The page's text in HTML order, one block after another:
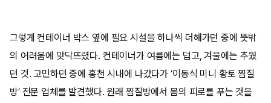
그렇게 컨테이너 박스 옆에 필요 시설을 하나씩 더해가던 중에 뜻밖
의 어려움에 맞닥뜨렸다. 컨테이너가 여름에는 덥고, 겨울에는 추웠
던 것. 고민하던 중에 홍천 시내에 나갔다가 ‘이동식 미니 황토 찜질
방’ 전문 업체를 발견했다. 원래 찜질방에서 몸의 피로를 푸는 것을